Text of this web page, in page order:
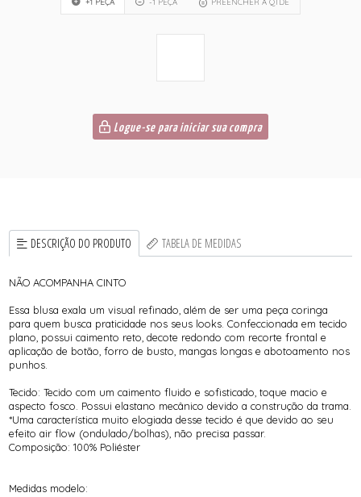
Logue-se para iniciar sua compra
DESCRIÇÃO DO PRODUTO TABELA DE MEDIDAS
NÃO ACOMPANHA CINTO
Essa blusa exala um visual refinado, além de ser uma peça coringa
para quem busca praticidade nos seus looks. Confeccionada em tecido
plano, possui caimento reto, decote redondo com recorte frontal e
aplicação de botão, forro de busto, mangas longas e abotoamento nos
punhos.
Tecido: Tecido com um caimento fluido e sofisticado, toque macio e
aspecto fosco. Possui elastano mecânico devido a construção da trama.
*Uma característica muito elogiada desse tecido é que devido ao seu
efeito air flow (ondulado/bolhas), não precisa passar.
Composição: 100% Poliéster
Medidas modelo: